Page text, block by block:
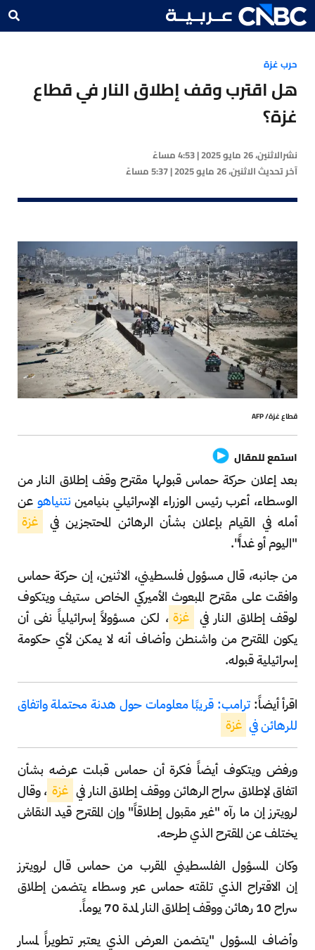
حرب غزة
هل اقترب وقف إطلاق النار في قطاع
غزة؟
نشرالاثنين، 26 مايو 2025 | 4:53 مساءً
آخر تحديثالاثنين، 26 مايو 2025 | 5:37 مساءً
قطاع غزة/ AFP
استمع للمقال
بعد إعلان حركة حماس قبولها مقترح وقف إطلاق النار من
الوسطاء، أعرب رئيس الوزراء الإسرائيلي بنياميننتنياهوعن
أمله في القيام بإعلان بشأن الرهائن المحتجزين في
غزة
"اليوم أو غداً".
من جانبه، قال مسؤول فلسطيني، الاثنين، إن حركة حماس
وافقت على مقترح المبعوث الأميركي الخاص ستيف ويتكوف
لوقف إطلاق النار في غزة ، لكن مسؤولاً إسرائيلياً نفى أن
يكون المقترح من واشنطن وأضاف أنه لا يمكن لأي حكومة
إسرائيلية قبوله.
اقرأ أيضاً:ترامب: قريبًا معلومات حول هدنة محتملة واتفاق
للرهائن في غزة
ورفض ويتكوف أيضاً فكرة أن حماس قبلت عرضه بشأن
اتفاق لإطلاق سراح الرهائن ووقف إطلاق النار في غزة ، وقال
لرويترز إن ما رآه "غير مقبول إطلاقاً" وإن المقترح قيد النقاش
يختلف عن المقترح الذي طرحه.
وكان المسؤول الفلسطيني المقرب من حماس قال لرويترز
إن الاقتراح الذي تلقته حماس عبر وسطاء يتضمن إطلاق
سراح 10 رهائن ووقف إطلاق النار لمدة 70 يوماً.
وأضاف المسؤول "يتضمن العرض الذي يعتبر تطويراً لمسار